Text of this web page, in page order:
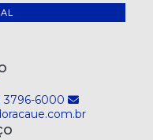
3796-6000